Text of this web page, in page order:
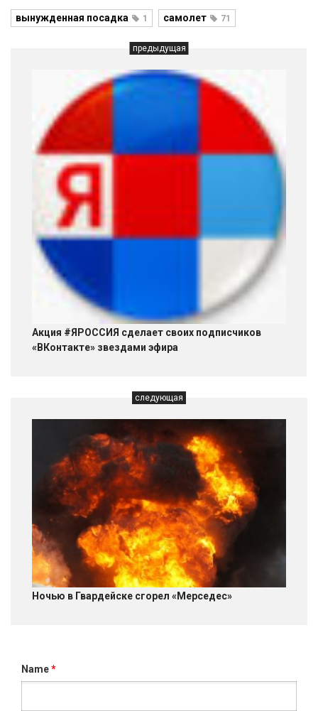
вынужденная посадка 1 самолет 71
предыдущая
Акция #ЯРОССИЯ сделает своих подписчиков
«ВКонтакте» звездами эфира
следующая
Ночью в Гвардейске сгорел «Мерседес»
Name*